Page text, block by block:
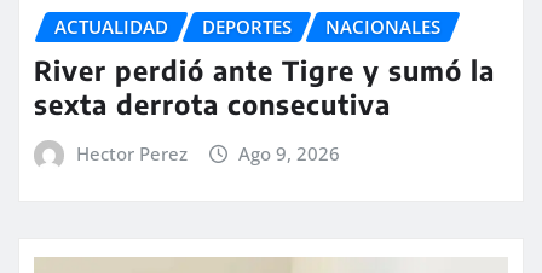
ACTUALIDAD DEPORTES NACIONALES
River perdió ante Tigre y sumó la
sexta derrota consecutiva
Hector Perez Ago 9, 2026